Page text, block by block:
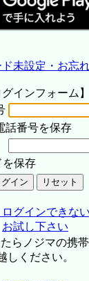
未設定・お忘
グインフォーム】
話番号を保存
を保存
グインできな
お試し下さい
らノジマの携
しください。